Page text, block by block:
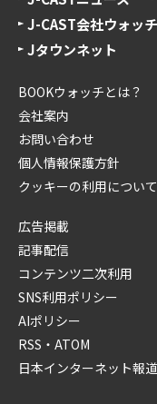
J-CAST会社ウォッチ
Jタウンネット
BOOKウォッチとは？
会社案内
お問い合わせ
個人情報保護方針
クッキーの利用について
広告掲載
記事配信
コンテンツ二次利用
SNS利用ポリシー
AIポリシー
RSS・ATOM
日本インターネット報